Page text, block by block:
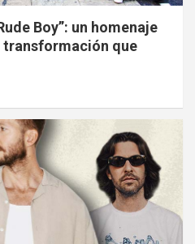
Boy”: un homenaje
transformación que